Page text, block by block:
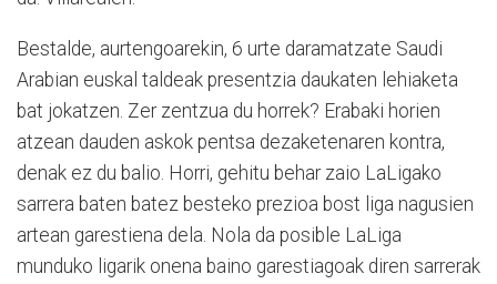
Bestalde, aurtengoarekin, 6 urte daramatzate Saudi
Arabian euskal taldeak presentzia daukaten lehiaketa
bat jokatzen. Zer zentzua du horrek? Erabaki horien
atzean dauden askok pentsa dezaketenaren kontra,
denak ez du balio. Horri, gehitu behar zaio LaLigako
sarrera baten batez besteko prezioa bost liga nagusien
artean garestiena dela. Nola da posible LaLiga
munduko ligarik onena baino garestiagoak diren sarrerak